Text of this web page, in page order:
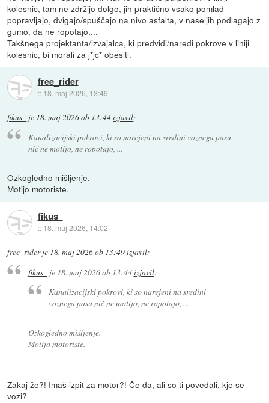
kolesnic, tam ne zdržijo dolgo, jih praktično vsako pomlad
popravljajo, dvigajo/spuščajo na nivo asfalta, v naseljih podlagajo z
gumo, da ne ropotajo,...
Takšnega projektanta/izvajalca, ki predvidi/naredi pokrove v liniji
kolesnic, bi morali za j*jc* obesiti.
free_rider
:: 18. maj 2026, 13:49
fikus_ je 18. maj 2026 ob 13:44izjavil:
Kanalizacijski pokrovi, ki so narejeni na sredini voznega pasu
nič ne motijo, ne ropotajo, ...
Ozkogledno mišljenje.
Motijo motoriste.
fikus_
:: 18. maj 2026, 14:02
free_riderje 18. maj 2026 ob 13:49izjavil:
fikus_ je 18. maj 2026 ob 13:44izjavil:
Kanalizacijski pokrovi, ki so narejeni na sredini
voznega pasu nič ne motijo, ne ropotajo, ...
Ozkogledno mišljenje.
Motijo motoriste.
Zakaj že?! Imaš izpit za motor?! Če da, ali so ti povedali, kje se
vozi?